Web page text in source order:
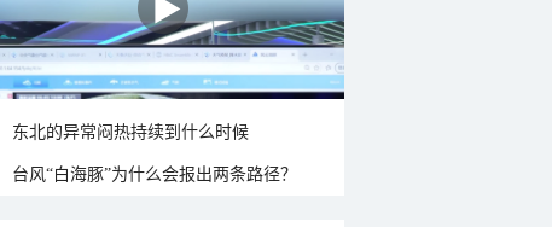
东北的异常闷热持续到什么时候
台风“白海豚”为什么会报出两条路径？